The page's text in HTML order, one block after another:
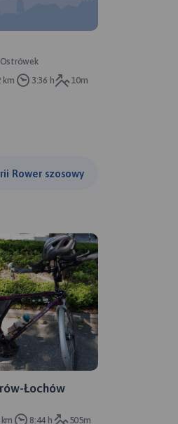
km 3:36 h 10m
Rower szosowy
Łochów
8:44 h 505m